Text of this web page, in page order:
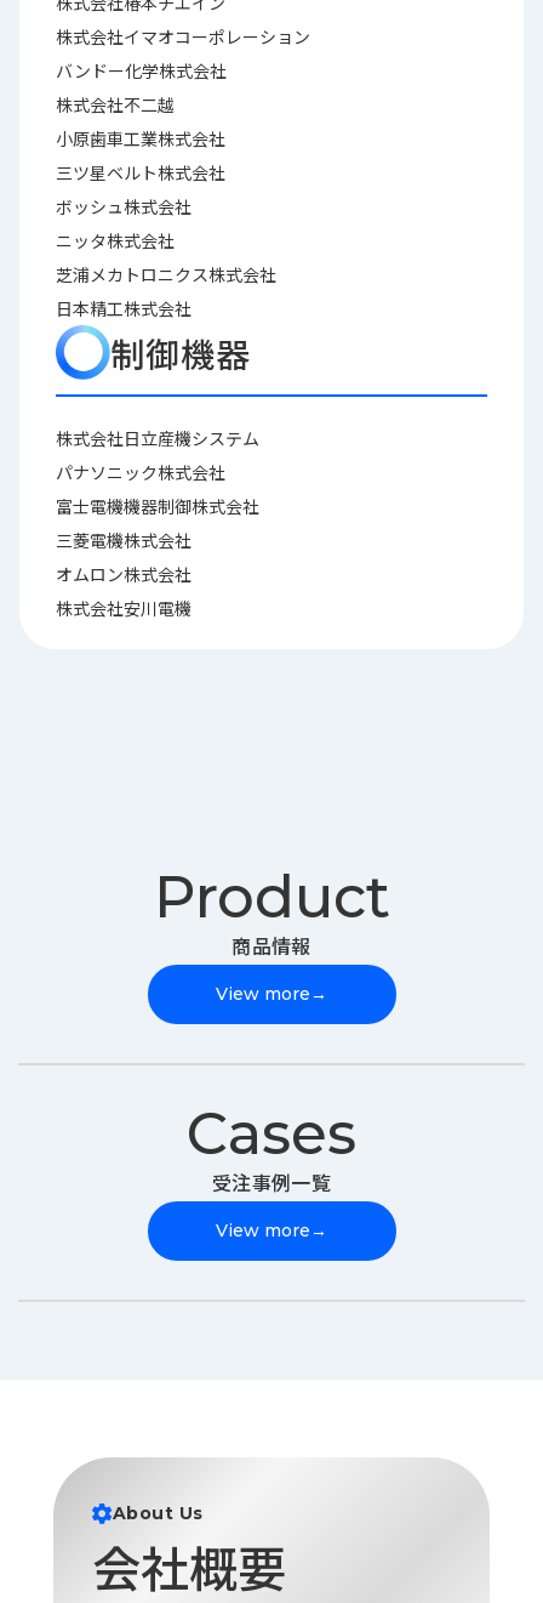
株式会社イマオコーポレーション
バンドー化学株式会社
株式会社不二越
小原歯車工業株式会社
三ツ星ベルト株式会社
ボッシュ株式会社
ニッタ株式会社
芝浦メカトロニクス株式会社
日本精工株式会社
制御機器
株式会社日立産機システム
パナソニック株式会社
富士電機機器制御株式会社
三菱電機株式会社
オムロン株式会社
株式会社安川電機
Product
商品情報
View more→
Cases
受注事例一覧
View more→
About Us
会社概要